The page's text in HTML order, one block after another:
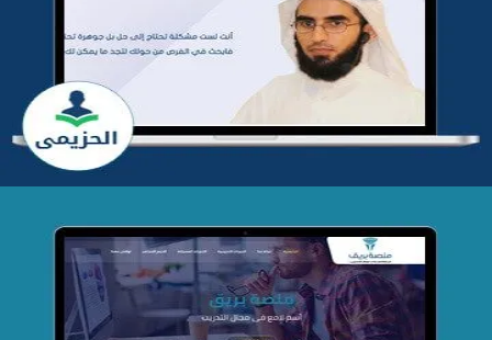
تطوير موقع المدرب ياسر الحزيمي
التفاصيل
تصميم منصة بريق